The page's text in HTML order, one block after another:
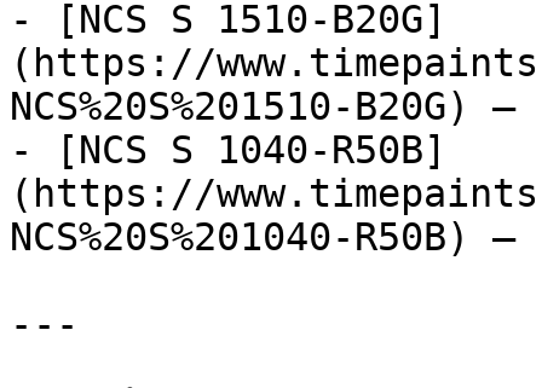
- [NCS S 1510-B20G]
(https://
NCS%20S%201510-B20G)
- [NCS S 1040-R50B]
(https://
NCS%20S%201040-R50B)
---